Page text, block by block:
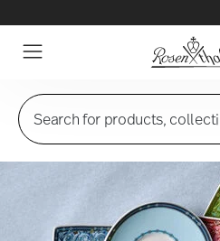
☀️ Summer SALE –
Search for products,